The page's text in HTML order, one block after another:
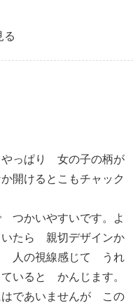
る
っぱり 女の子の柄が
開けるとこもチャック
つかいやすいです。よ
たら 親切デザインか
人の視線感じて うれ
いると かんじます。
であいませんが この